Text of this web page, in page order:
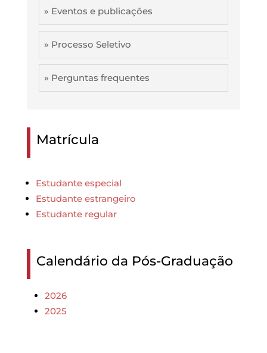
» Eventos e publicações
» Processo Seletivo
» Perguntas frequentes
Matrícula
Estudante especial
Estudante estrangeiro
Estudante regular
Calendário da Pós-Graduação
2026
2025